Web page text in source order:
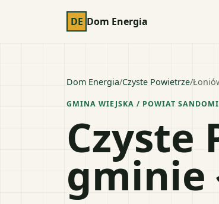
DE Dom Energia
Dom Energia/Czyste Powietrze/
GMINA WIEJSKA / POWIAT
Czyste
gminie